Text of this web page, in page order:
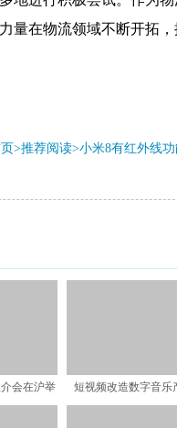
量在物流领域不断开拓
>推荐阅读>小米8有红外线
会在沪举
短视频改造数字音乐